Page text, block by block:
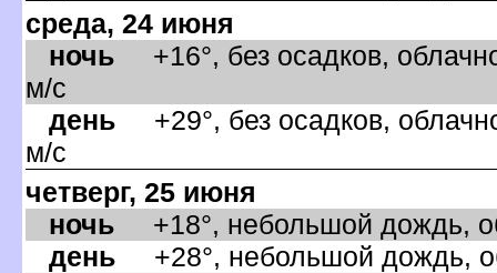
среда, 24 июня
ночь +16°, без осадков,
м/с
день +29°, без осадков,
м/с
четверг, 25 июня
ночь +18°, небольшой дождь,
день +28°, небольшой дождь,